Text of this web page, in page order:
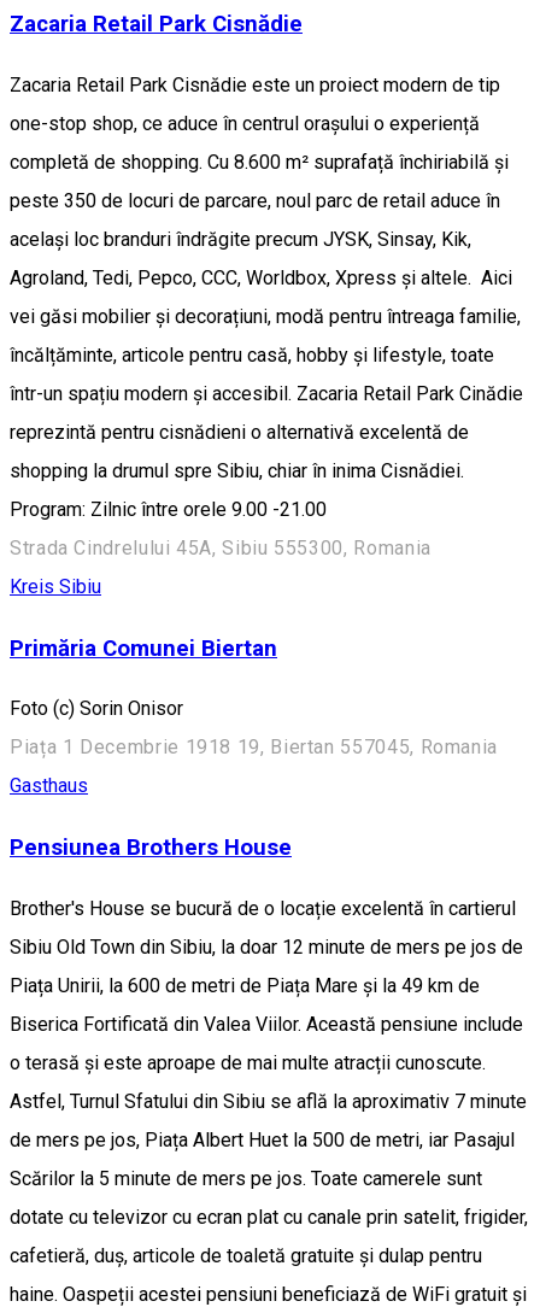
Zacaria Retail Park Cisnădie
Zacaria Retail Park Cisnădie este un proiect modern de tip
one-stop shop, ce aduce în centrul orașului o experiență
completă de shopping. Cu 8.600 m² suprafață închiriabilă și
peste 350 de locuri de parcare, noul parc de retail aduce în
același loc branduri îndrăgite precum JYSK, Sinsay, Kik,
Agroland, Tedi, Pepco, CCC, Worldbox, Xpress și altele. Aici
vei găsi mobilier și decorațiuni, modă pentru întreaga familie,
încălțăminte, articole pentru casă, hobby și lifestyle, toate
într-un spațiu modern și accesibil. Zacaria Retail Park Cinădie
reprezintă pentru cisnădieni o alternativă excelentă de
shopping la drumul spre Sibiu, chiar în inima Cisnădiei.
Program: Zilnic între orele 9.00 -21.00
Strada Cindrelului 45A, Sibiu 555300, Romania
Kreis Sibiu
Primăria Comunei Biertan
Foto (c) Sorin Onisor
Piața 1 Decembrie 1918 19, Biertan 557045, Romania
Gasthaus
Pensiunea Brothers House
Brother's House se bucură de o locație excelentă în cartierul
Sibiu Old Town din Sibiu, la doar 12 minute de mers pe jos de
Piața Unirii, la 600 de metri de Piața Mare și la 49 km de
Biserica Fortificată din Valea Viilor. Această pensiune include
o terasă și este aproape de mai multe atracții cunoscute.
Astfel, Turnul Sfatului din Sibiu se află la aproximativ 7 minute
de mers pe jos, Piața Albert Huet la 500 de metri, iar Pasajul
Scărilor la 5 minute de mers pe jos. Toate camerele sunt
dotate cu televizor cu ecran plat cu canale prin satelit, frigider,
cafetieră, duș, articole de toaletă gratuite și dulap pentru
haine. Oaspeții acestei pensiuni beneficiază de WiFi gratuit și